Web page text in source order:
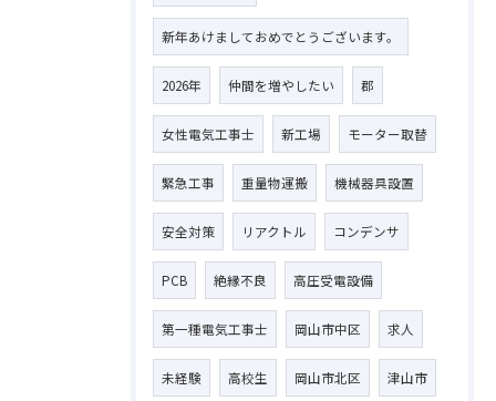
新年あけましておめでとうございます。
2026年 仲間を増やしたい 郡
女性電気工事士 新工場 モーター取替
緊急工事 重量物運搬 機械器具設置
安全対策 リアクトル コンデンサ
PCB 絶縁不良 高圧受電設備
第一種電気工事士 岡山市中区 求人
未経験 高校生 岡山市北区 津山市